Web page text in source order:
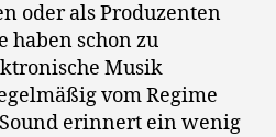
oder als Produzenten
haben schon zu
Musik
vom Regime
erinnert ein wenig